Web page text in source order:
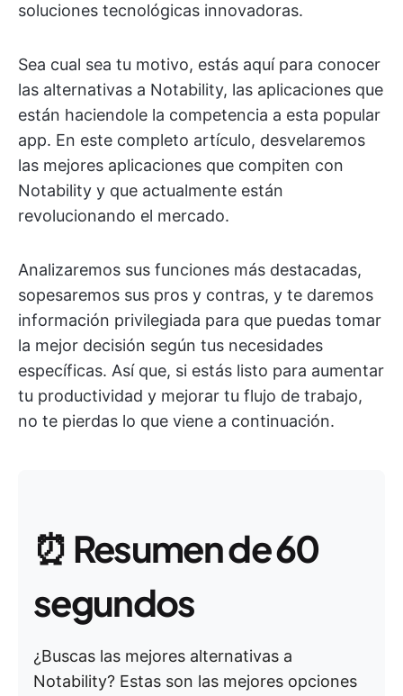
soluciones tecnológicas innovadoras.
Sea cual sea tu motivo, estás aquí para conocer
las alternativas a Notability, las aplicaciones que
están haciendole la competencia a esta popular
app. En este completo artículo, desvelaremos
las mejores aplicaciones que compiten con
Notability y que actualmente están
revolucionando el mercado.
Analizaremos sus funciones más destacadas,
sopesaremos sus pros y contras, y te daremos
información privilegiada para que puedas tomar
la mejor decisión según tus necesidades
específicas. Así que, si estás listo para aumentar
tu productividad y mejorar tu flujo de trabajo,
no te pierdas lo que viene a continuación.
⏰ Resumen de 60
segundos
¿Buscas las mejores alternativas a
Notability? Estas son las mejores opciones